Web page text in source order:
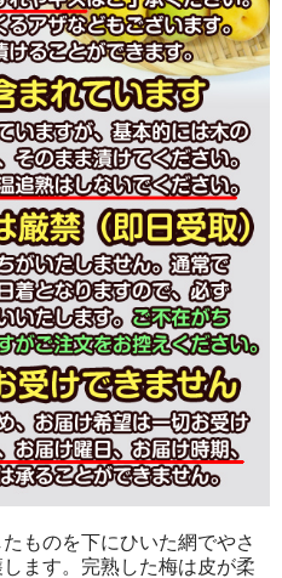
ものを下にひいた網でやさ
ます。完熟した梅は皮が柔